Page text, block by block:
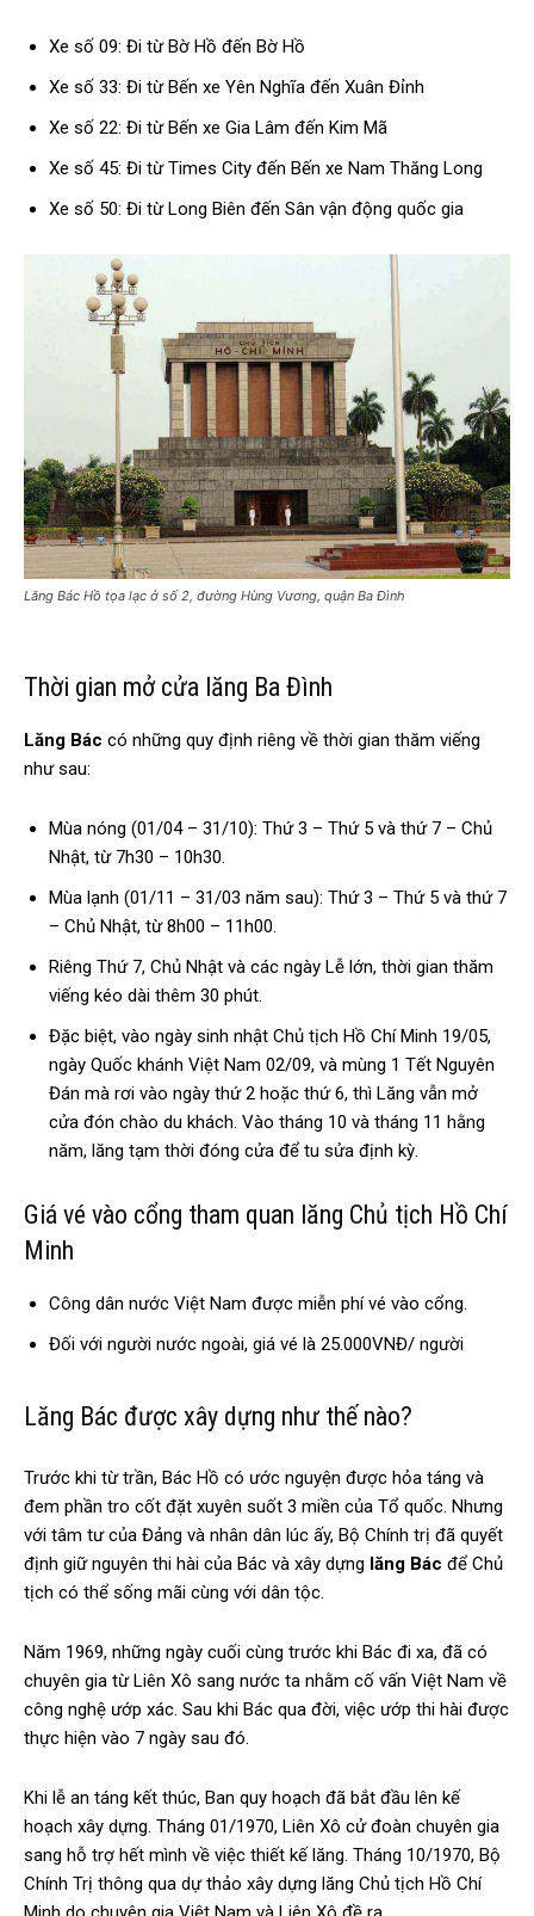
Xe số 09: Đi từ Bờ Hồ đến Bờ Hồ
Xe số 33: Đi từ Bến xe Yên Nghĩa đến Xuân Đỉnh
Xe số 22: Đi từ Bến xe Gia Lâm đến Kim Mã
Xe số 45: Đi từ Times City đến Bến xe Nam Thăng Long
Xe số 50: Đi từ Long Biên đến Sân vận động quốc gia
Lăng Bác Hồ tọa lạc ở số 2, đường Hùng Vương, quận Ba Đình
Thời gian mở cửa lăng Ba Đình
Lăng Bác có những quy định riêng về thời gian thăm viếng
như sau:
Mùa nóng (01/04 – 31/10): Thứ 3 – Thứ 5 và thứ 7 – Chủ
Nhật, từ 7h30 – 10h30.
Mùa lạnh (01/11 – 31/03 năm sau): Thứ 3 – Thứ 5 và thứ 7
– Chủ Nhật, từ 8h00 – 11h00.
Riêng Thứ 7, Chủ Nhật và các ngày Lễ lớn, thời gian thăm
viếng kéo dài thêm 30 phút.
Đặc biệt, vào ngày sinh nhật Chủ tịch Hồ Chí Minh 19/05,
ngày Quốc khánh Việt Nam 02/09, và mùng 1 Tết Nguyên
Đán mà rơi vào ngày thứ 2 hoặc thứ 6, thì Lăng vẫn mở
cửa đón chào du khách. Vào tháng 10 và tháng 11 hằng
năm, lăng tạm thời đóng cửa để tu sửa định kỳ.
Giá vé vào cổng tham quan lăng Chủ tịch Hồ Chí
Minh
Công dân nước Việt Nam được miễn phí vé vào cổng.
Đối với người nước ngoài, giá vé là 25.000VNĐ/ người
Lăng Bác được xây dựng như thế nào?
Trước khi từ trần, Bác Hồ có ước nguyện được hỏa táng và
đem phần tro cốt đặt xuyên suốt 3 miền của Tổ quốc. Nhưng
với tâm tư của Đảng và nhân dân lúc ấy, Bộ Chính trị đã quyết
định giữ nguyên thi hài của Bác và xây dựng lăng Bác để Chủ
tịch có thể sống mãi cùng với dân tộc.
Năm 1969, những ngày cuối cùng trước khi Bác đi xa, đã có
chuyên gia từ Liên Xô sang nước ta nhằm cố vấn Việt Nam về
công nghệ ướp xác. Sau khi Bác qua đời, việc ướp thi hài được
thực hiện vào 7 ngày sau đó.
Khi lễ an táng kết thúc, Ban quy hoạch đã bắt đầu lên kế
hoạch xây dựng. Tháng 01/1970, Liên Xô cử đoàn chuyên gia
sang hỗ trợ hết mình về việc thiết kế lăng. Tháng 10/1970, Bộ
Chính Trị thông qua dự thảo xây dựng lăng Chủ tịch Hồ Chí